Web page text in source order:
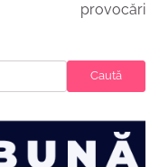
provocări
Caută